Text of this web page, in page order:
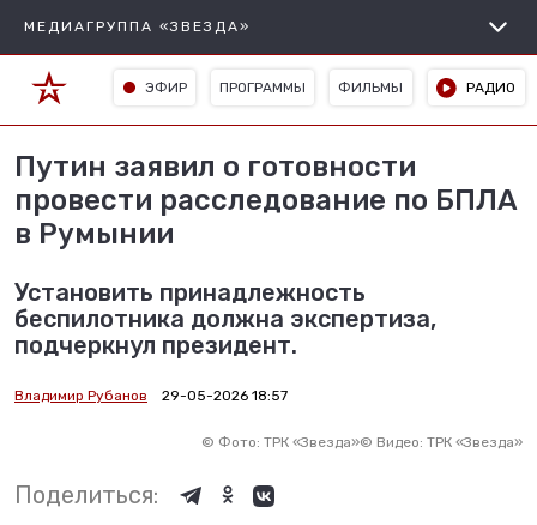
МЕДИАГРУППА «ЗВЕЗДА»
ЭФИР ПРОГРАММЫ ФИЛЬМЫ РАДИО
Путин заявил о готовности
провести расследование по БПЛА
в Румынии
Установить принадлежность
беспилотника должна экспертиза,
подчеркнул президент.
Владимир Рубанов 29-05-2026 18:57
© Фото: ТРК «Звезда»© Видео: ТРК «Звезда»
Поделиться: